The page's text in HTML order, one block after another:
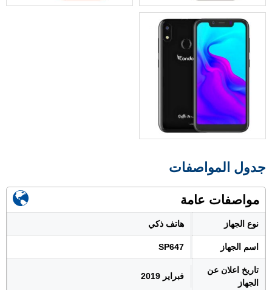
جدول المواصفات
مواصفات عامة
نوع الجهاز هاتف ذكي
اسم الجهاز SP647
تاريخ اعلان عن
الجهاز
فبراير 2019